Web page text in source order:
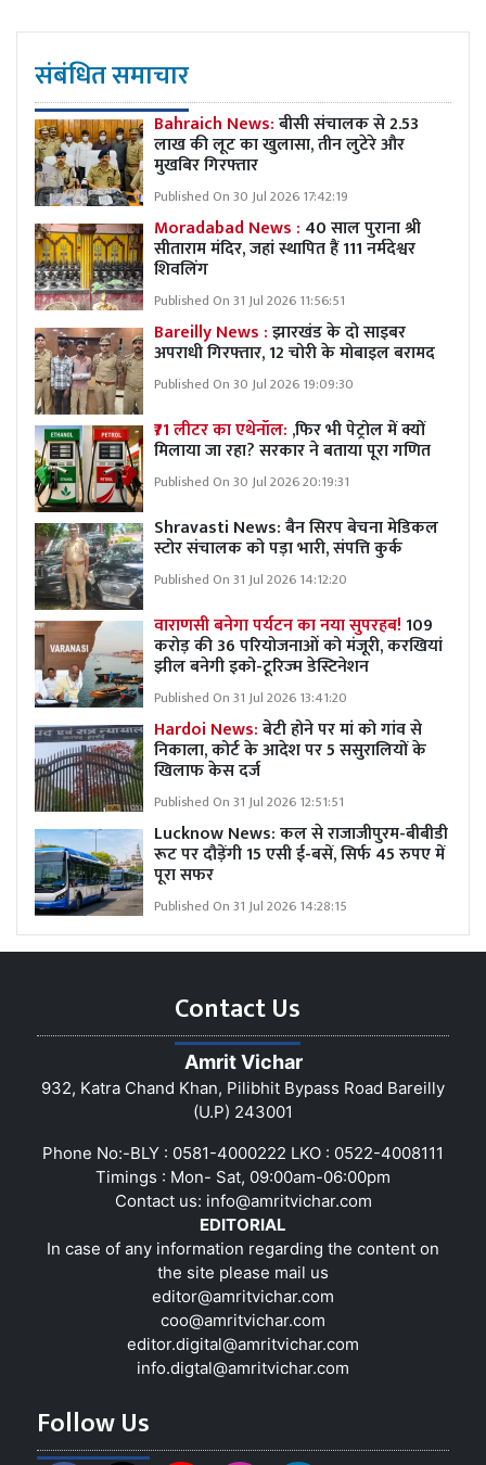
संबंधित समाचार
Bahraich News:बीसी संचालक से 2.53
लाख की लूट का खुलासा, तीन लुटेरे और
मुखबिर गिरफ्तार
Published On 30 Jul 2026 17:42:19
Moradabad News : 40 साल पुराना श्री
सीताराम मंदिर, जहां स्थापित हैं 111 नर्मदेश्वर
शिवलिंग
Published On 31 Jul 2026 11:56:51
Bareilly News :झारखंड के दो साइबर
अपराधी गिरफ्तार, 12 चोरी के मोबाइल बरामद
Published On 30 Jul 2026 19:09:30
₹71 लीटर का एथेनॉल: ,फिर भी पेट्रोल में क्यों
मिलाया जा रहा? सरकार ने बताया पूरा गणित
Published On 30 Jul 2026 20:19:31
Shravasti News:बैन सिरप बेचना मेडिकल
स्टोर संचालक को पड़ा भारी, संपत्ति कुर्क
Published On 31 Jul 2026 14:12:20
वाराणसी बनेगा पर्यटन का नया सुपरहब!109
करोड़ की 36 परियोजनाओं को मंजूरी, करखियां
झील बनेगी इको-टूरिज्म डेस्टिनेशन
Published On 31 Jul 2026 13:41:20
Hardoi News:बेटी होने पर मां को गांव से
निकाला, कोर्ट के आदेश पर 5 ससुरालियों के
खिलाफ केस दर्ज
Published On 31 Jul 2026 12:51:51
Lucknow News:कल से राजाजीपुरम-बीबीडी
रूट पर दौड़ेंगी 15 एसी ई-बसें, सिर्फ 45 रुपए में
पूरा सफर
Published On 31 Jul 2026 14:28:15
Contact Us
Amrit Vichar
932, Katra Chand Khan, Pilibhit Bypass Road Bareilly
(U.P) 243001
Phone No:-BLY : 0581-4000222 LKO : 0522-4008111
Timings : Mon- Sat, 09:00am-06:00pm
Contact us: info@amritvichar.com
EDITORIAL
In case of any information regarding the content on
the site please mail us
editor@amritvichar.com
coo@amritvichar.com
editor.digital@amritvichar.com
info.digtal@amritvichar.com
Follow Us